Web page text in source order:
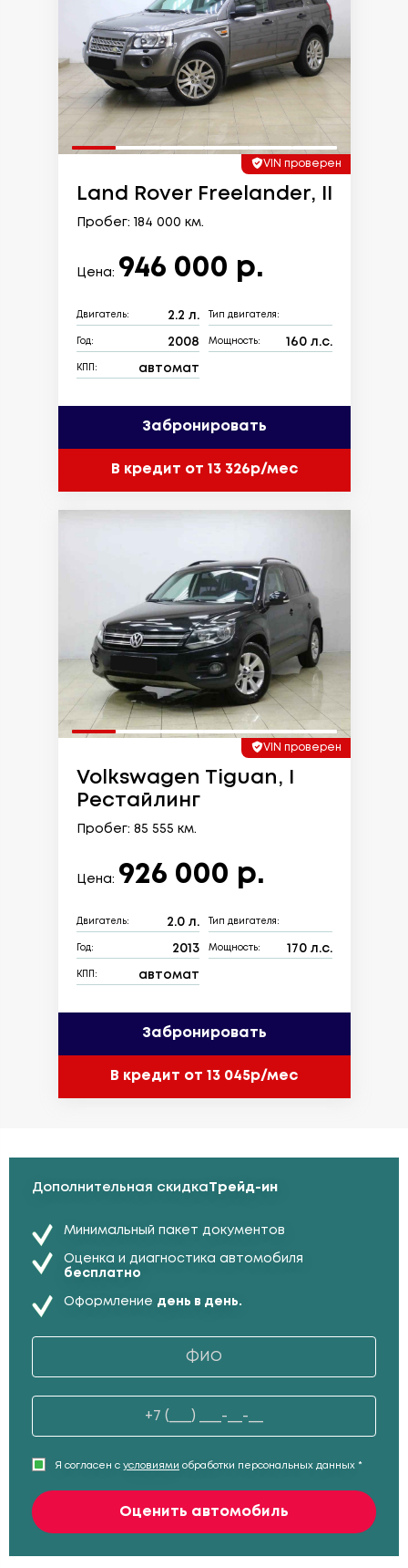
VIN проверен
Land Rover Freelander, II
Пробег: 184 000 км.
Цена: 946 000 р.
Двигатель: 2.2 л. Тип двигателя:
Год: 2008 Мощность: 160 л.с.
КПП: автомат
Забронировать
В кредит от 13 326р/мес
VIN проверен
Volkswagen Tiguan, I
Рестайлинг
Пробег: 85 555 км.
Цена: 926 000 р.
Двигатель: 2.0 л. Тип двигателя:
Год: 2013 Мощность: 170 л.с.
КПП: автомат
Забронировать
В кредит от 13 045р/мес
Дополнительная скидкаТрейд-ин
Минимальный пакет документов
Оценка и диагностика автомобиля
бесплатно
Оформление день в день.
Я согласен с условиями обработки персональных данных *
Оценить автомобиль